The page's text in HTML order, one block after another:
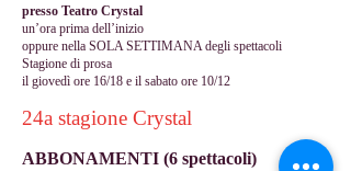
presso Teatro Crystal
un’ora prima dell’inizio
oppure nella SOLA SETTIMANA degli spettacoli
Stagione di prosa
il giovedì ore 16/18 e il sabato ore 10/12
24a stagione Crystal
ABBONAMENTI (6 spettacoli)